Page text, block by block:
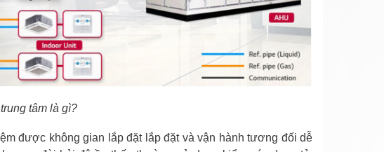
tâm là gì?
được không gian lắp đặt lắp đặt và vận hành tương đối dễ